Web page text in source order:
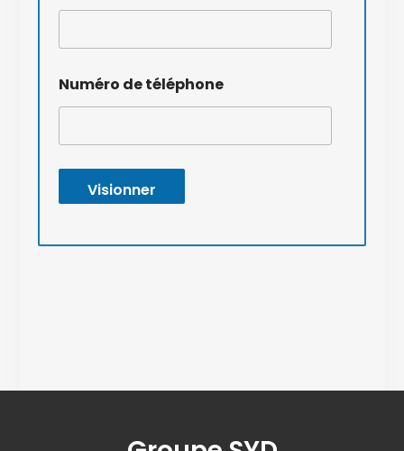
Numéro de téléphone
Visionner